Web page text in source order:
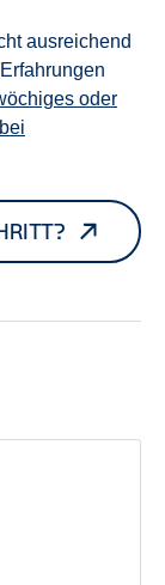
ausreichend
oder